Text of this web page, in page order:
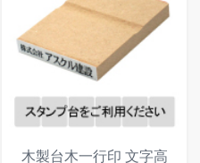
木製台木一行印 文字高